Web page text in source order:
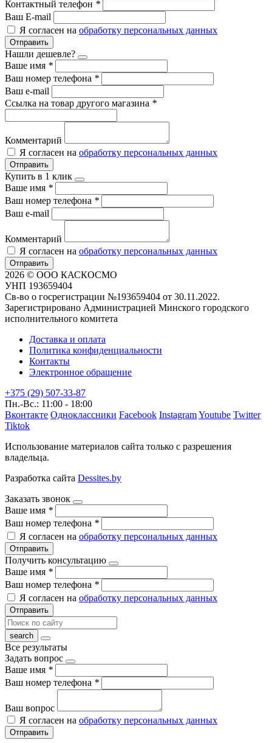
Контактный телефон *
Ваш E-mail
Я согласен на обработку персональных данных
Отправить
Нашли дешевле?
Ваше имя *
Ваш номер телефона *
Ваш e-mail
Ссылка на товар другого магазина *
Комментарий
Я согласен на обработку персональных данных
Отправить
Купить в 1 клик
Ваше имя *
Ваш номер телефона *
Ваш e-mail
Комментарий
Я согласен на обработку персональных данных
Отправить
2026 © ООО КАСКОСМО
УНП 193659404
Св-во о госрегистрации №193659404 от 30.11.2022.
Зарегистрировано Администрацией Минского городского
исполнительного комитета
Доставка и оплата
Политика конфиденциальности
Контакты
Электронное обращение
+375 (29) 507-33-87
Пн.-Вс.: 11:00 - 18:00
Вконтакте Одноклассники Facebook InstagramYoutube Twitter
Tiktok
Использование материалов сайта только с разрешения
владельца.
Разработка сайта Dessites.by
Заказать звонок
Ваше имя *
Ваш номер телефона *
Я согласен на обработку персональных данных
Отправить
Получить консультацию
Ваше имя *
Ваш номер телефона *
Я согласен на обработку персональных данных
Отправить
Все результаты
Задать вопрос
Ваше имя *
Ваш номер телефона *
Ваш вопрос
Я согласен на обработку персональных данных
Отправить